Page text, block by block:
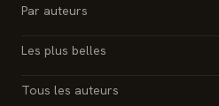
Par auteurs
Les plus belles
Tous les auteurs